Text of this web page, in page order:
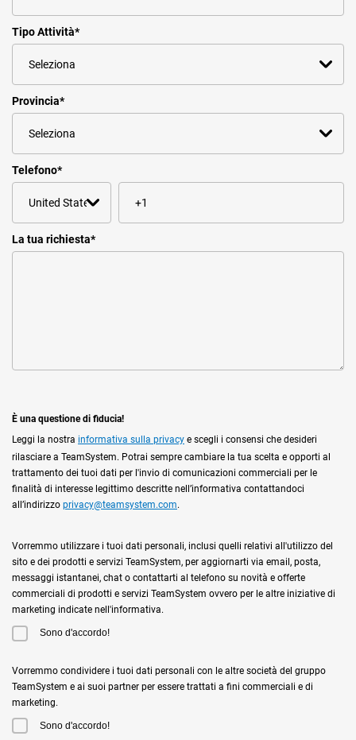
Tipo Attività*
Provincia*
Telefono*
La tua richiesta*
È una questione di fiducia!
Leggi la nostra informativa sulla privacy e scegli i consensi che desideri
rilasciare a TeamSystem. Potrai sempre cambiare la tua scelta e opporti al
trattamento dei tuoi dati per l'invio di comunicazioni commerciali per le
finalità di interesse legittimo descritte nell’informativa contattandoci
all’indirizzo privacy@teamsystem.com.
Vorremmo utilizzare i tuoi dati personali, inclusi quelli relativi all'utilizzo del
sito e dei prodotti e servizi TeamSystem, per aggiornarti via email, posta,
messaggi istantanei, chat o contattarti al telefono su novità e offerte
commerciali di prodotti e servizi TeamSystem ovvero per le altre iniziative di
marketing indicate nell'informativa.
Sono d'accordo!
Vorremmo condividere i tuoi dati personali con le altre società del gruppo
TeamSystem e ai suoi partner per essere trattati a fini commerciali e di
marketing.
Sono d'accordo!